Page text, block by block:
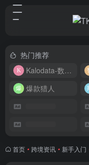
热门推荐
Kalodata-数据分析平台
爆款猎人
首页 • 跨境资讯 • 新手入门